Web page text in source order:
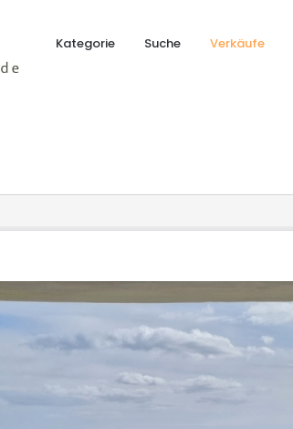
Kategorie Suche Verkäufe